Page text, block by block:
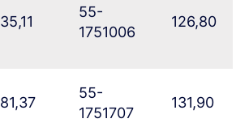
35,11
55-
1751006
126,80
81,37
55-
1751707
131,90